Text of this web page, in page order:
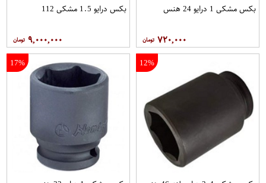
بکس مشکی 1 درایو 24 هنس
۷۲۰,۰۰۰
بکس درایو 1.5 مشکی 112
۹,۰۰۰,۰۰۰
12%
17%